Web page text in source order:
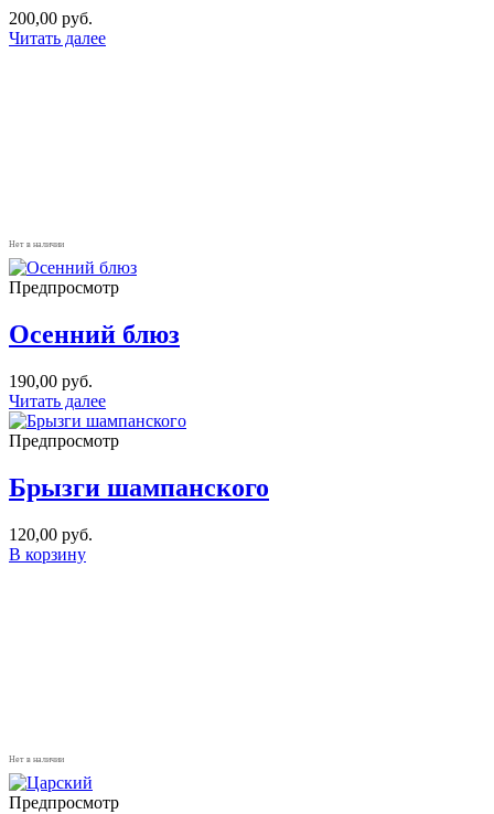
200,00 руб.
Читать далее
Нет в наличии
Предпросмотр
Осенний блюз
190,00 руб.
Читать далее
Предпросмотр
Брызги шампанского
120,00 руб.
В корзину
Нет в наличии
Предпросмотр